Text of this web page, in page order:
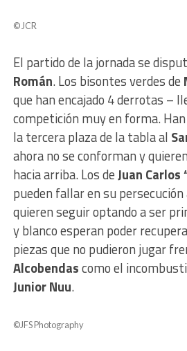
© JCR
El partido de la jornada se
Román. Los bisontes verdes de
que han encajado 4 derrotas –
competición muy en forma.
la tercera plaza de la tabla al
ahora no se conforman y
hacia arriba. Los deJuan Carlos
pueden fallar en su
quieren seguir optando a ser
y blanco esperan poder
piezas que no pudieron jugar
Alcobendascomo el
Junior Nuu.
©JFS Photography